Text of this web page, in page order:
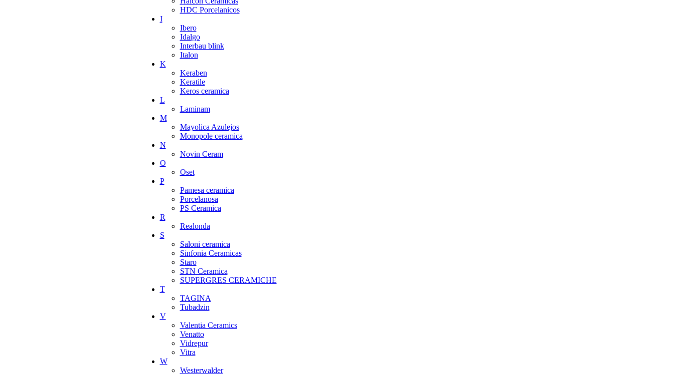
HDC Porcelanicos
I
Ibero
Idalgo
Interbau blink
Italon
K
Keraben
Keratile
Keros ceramica
L
Laminam
M
Mayolica Azulejos
Monopole ceramica
N
Novin Ceram
O
Oset
P
Pamesa ceramica
Porcelanosa
PS Ceramica
R
Realonda
S
Saloni ceramica
Sinfonia Ceramicas
Staro
STN Ceramica
SUPERGRES CERAMICHE
T
TAGINA
Tubadzin
V
Valentia Ceramics
Venatto
Vidrepur
Vitra
W
Westerwalder